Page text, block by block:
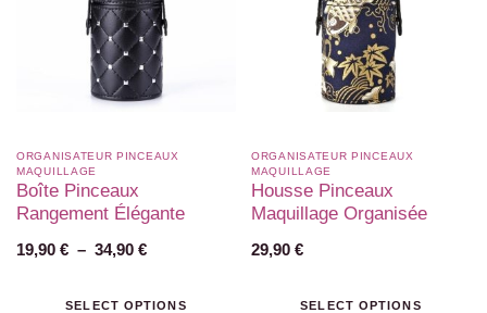
ORGANISATEUR PINCEAUX
MAQUILLAGE
Boîte Pinceaux
Rangement Élégante
19,90 € – 34,90 €
SELECT OPTIONS
ORGANISATEUR PINCEAUX
MAQUILLAGE
Housse Pinceaux
Maquillage Organisée
29,90 €
SELECT OPTIONS